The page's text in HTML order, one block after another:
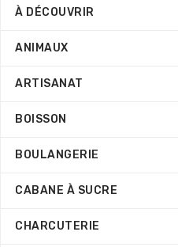
À DÉCOUVRIR
ANIMAUX
ARTISANAT
BOISSON
BOULANGERIE
CABANE À SUCRE
CHARCUTERIE